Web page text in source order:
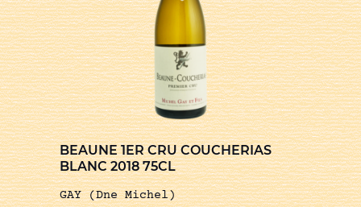
BEAUNE 1ER CRU COUCHERIAS
BLANC 2018 75CL
GAY (Dne Michel)